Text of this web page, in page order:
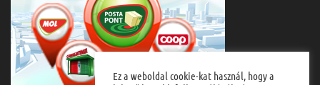
Ez a weboldal cookie-kat használ, hogy a